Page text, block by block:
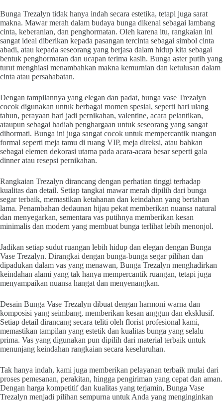
Bunga Trezalyn tidak hanya indah secara estetika, tetapi juga sarat
makna. Mawar merah dalam budaya bunga dikenal sebagai lambang
cinta, keberanian, dan penghormatan. Oleh karena itu, rangkaian ini
sangat ideal diberikan kepada pasangan tercinta sebagai simbol cinta
abadi, atau kepada seseorang yang berjasa dalam hidup kita sebagai
bentuk penghormatan dan ucapan terima kasih. Bunga aster putih yang
turut menghiasi menambahkan makna kemurnian dan ketulusan dalam
cinta atau persahabatan.
Dengan tampilannya yang elegan dan padat, bunga vase Trezalyn
cocok digunakan untuk berbagai momen spesial, seperti hari ulang
tahun, perayaan hari jadi pernikahan, valentine, acara pelantikan,
ataupun sebagai hadiah penghargaan untuk seseorang yang sangat
dihormati. Bunga ini juga sangat cocok untuk mempercantik ruangan
formal seperti meja tamu di ruang VIP, meja direksi, atau bahkan
sebagai elemen dekorasi utama pada acara-acara besar seperti gala
dinner atau resepsi pernikahan.
Rangkaian Trezalyn dirancang dengan perhatian tinggi terhadap
kualitas dan detail. Setiap tangkai mawar merah dipilih dari bunga
segar terbaik, memastikan ketahanan dan keindahan yang bertahan
lama. Penambahan dedaunan hijau pekat memberikan nuansa natural
dan menyegarkan, sementara vas putihnya memberikan kesan
minimalis dan modern yang membuat bunga terlihat lebih menonjol.
Jadikan setiap sudut ruangan lebih hidup dan elegan dengan Bunga
Vase Trezalyn. Dirangkai dengan bunga-bunga segar pilihan dan
dipadukan dalam vas yang menawan, Bunga Trezalyn menghadirkan
keindahan alami yang tak hanya mempercantik ruangan, tetapi juga
menyampaikan nuansa hangat dan menyenangkan.
Desain Bunga Vase Trezalyn dibuat dengan harmoni warna dan
komposisi yang seimbang, memberikan kesan anggun dan eksklusif.
Setiap detail dirancang secara teliti oleh florist profesional kami,
memastikan tampilan yang estetik dan kualitas bunga yang selalu
prima. Vas yang digunakan pun dipilih dari material terbaik untuk
menunjang keindahan rangkaian secara keseluruhan.
Tak hanya indah, kami juga memberikan pelayanan terbaik mulai dari
proses pemesanan, perakitan, hingga pengiriman yang cepat dan aman.
Dengan harga kompetitif dan kualitas yang terjamin, Bunga Vase
Trezalyn menjadi pilihan sempurna untuk Anda yang menginginkan